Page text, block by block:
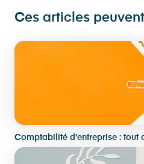
Ces articles
Comptabilité d'entreprise : tout